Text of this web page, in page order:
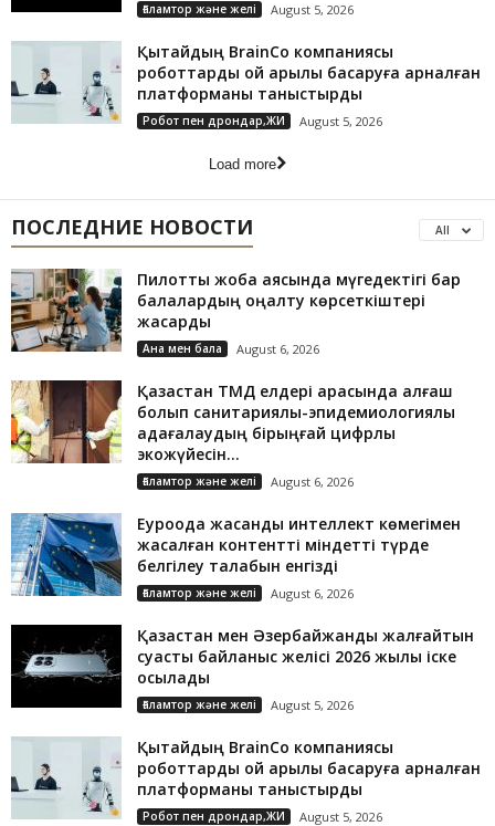
Ғаламтор және желі August 5, 2026
Қытайдың BrainCo компаниясы
роботтарды ой арқылы басқаруға арналған
платформаны таныстырды
Робот пен дрондар,ЖИ August 5, 2026
Load more
ПОСЛЕДНИЕ НОВОСТИ All
Пилоттық жоба аясында мүгедектігі бар
балалардың оңалту көрсеткіштері
жақсарды
Ана мен бала August 6, 2026
Қазақстан ТМД елдері арасында алғаш
болып санитариялық-эпидемиологиялық
қадағалаудың бірыңғай цифрлық
экожүйесін...
Ғаламтор және желі August 6, 2026
Еуроодақ жасанды интеллект көмегімен
жасалған контентті міндетті түрде
белгілеу талабын енгізді
Ғаламтор және желі August 6, 2026
Қазақстан мен Әзербайжанды жалғайтын
суасты байланыс желісі 2026 жылы іске
қосылады
Ғаламтор және желі August 5, 2026
Қытайдың BrainCo компаниясы
роботтарды ой арқылы басқаруға арналған
платформаны таныстырды
Робот пен дрондар,ЖИ August 5, 2026